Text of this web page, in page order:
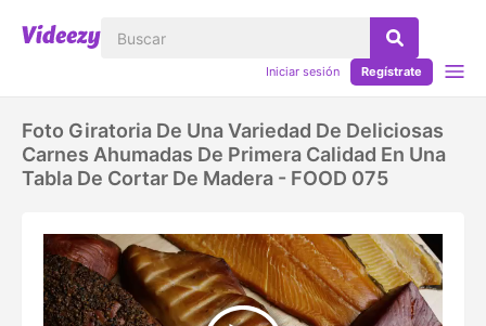
Iniciar sesión Regístrate
Foto Giratoria De Una Variedad De Deliciosas
Carnes Ahumadas De Primera Calidad En Una
Tabla De Cortar De Madera - FOOD 075